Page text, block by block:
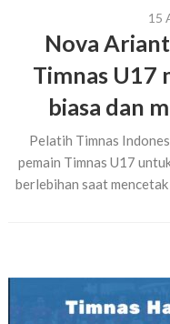
15
Nova
Timnas U17
biasa dan
Pelatih Timnas
pemain Timnas U17
berlebihan saat